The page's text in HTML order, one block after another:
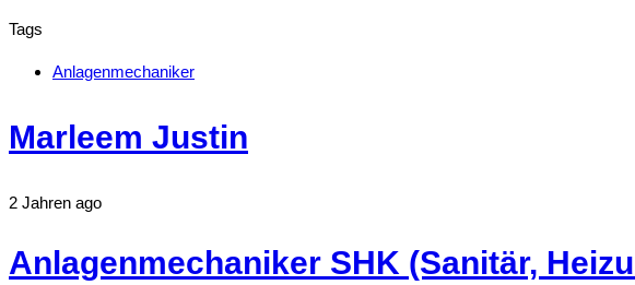
Tags
Anlagenmechaniker
Marleem Justin
2 Jahren ago
Anlagenmechaniker SHK (Sanitär,